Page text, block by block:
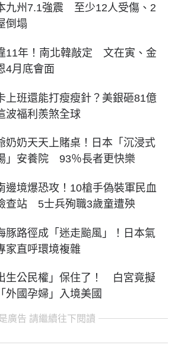
九州7.1強震 至少12人受傷、2
倒塌
11年！南北韓敲定 文在寅、金
4月底會面
上班還能打瘦瘦針？美銀砸81億
波福利羨煞全球
奶奶天天上賭桌！日本「沉浸式
」安養院 93％長者更快樂
邊境爆恐攻！10槍手偽裝軍民血
查站 5士兵殉職3歲童遭殃
豚路徑成「迷走颱風」！日本氣
家直呼環境複雜
生公民權」保住了！ 白宮竟擬
外國孕婦」入境美國
廣告 請繼續往下閱讀